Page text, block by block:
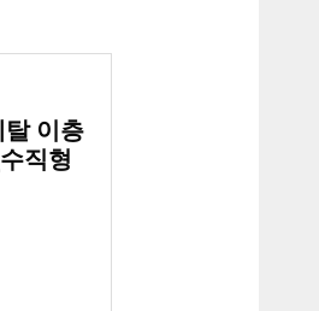
이층
직형